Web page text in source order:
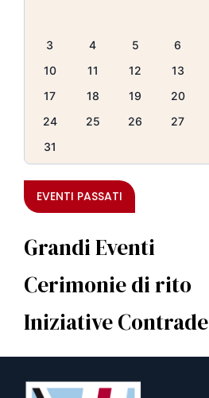
3
4 5 6
10
11 12 13
17
18 19 20
24
25 26 27
31
EVENTI PASSATI
Grandi Eventi
Cerimonie di rito
Iniziative Contrade